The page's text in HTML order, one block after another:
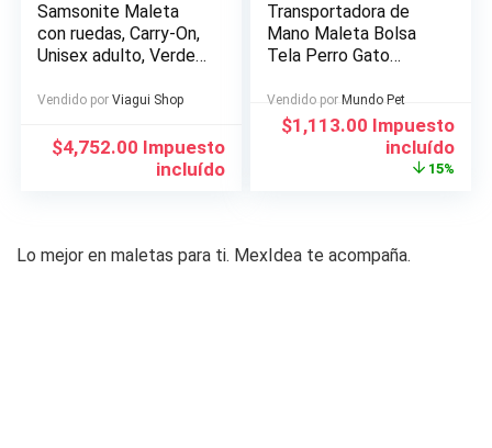
Samsonite Maleta
con ruedas, Carry-On,
Unisex adulto, Verde
Vendido por Viagui Shop
$4,752.00 Impuesto
incluído
Transportadora de
Mano Maleta Bolsa
Tela Perro Gato
Vendido por Mundo Pet
El
$1,113.00El
precio
actual
Impuesto
incluído
15%
Lo mejor en maletas para ti. MexIdea te acompaña.